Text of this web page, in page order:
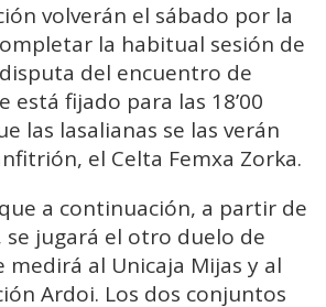
volverán el sábado por la
la habitual sesión de
del encuentro de
está fijado para las 18’00
las lasalianas se las verán
el Celta Femxa Zorka.
a continuación, a partir de
se jugará el otro duelo de
medirá al Unicaja Mijas y al
Ardoi. Los dos conjuntos